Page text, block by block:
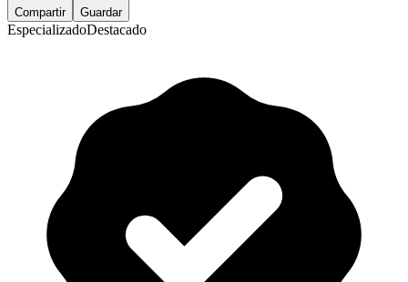
Compartir Guardar
EspecializadoDestacado